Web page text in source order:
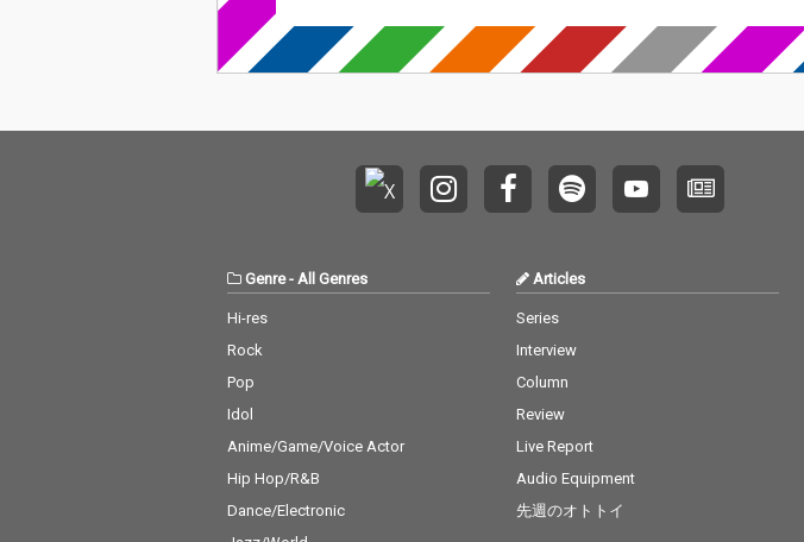
Genre- All Genres
Hi-res
Rock
Pop
Idol
Anime/Game/Voice Actor
Hip Hop/R&B
Dance/Electronic
Articles
Series
Interview
Column
Review
Live Report
Audio Equipment
先週のオトトイ